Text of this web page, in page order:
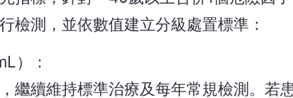
檢測，並依數值建立分級處置標準：
）：
繼續維持標準治療及每年常規檢測。若